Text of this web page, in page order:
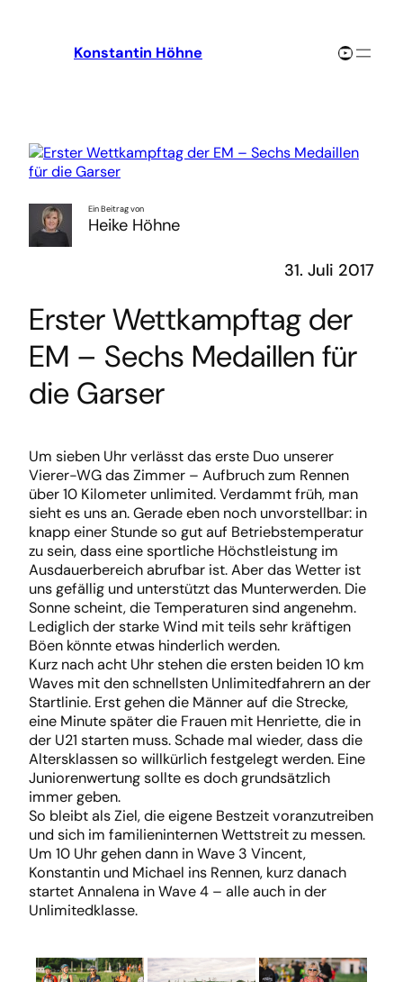
Konstantin Höhne YouTube-Channel
Ein Beitrag von
Heike Höhne
31. Juli 2017
Erster Wettkampftag der
EM – Sechs Medaillen für
die Garser
Um sieben Uhr verlässt das erste Duo unserer
Vierer-WG das Zimmer – Aufbruch zum Rennen
über 10 Kilometer unlimited. Verdammt früh, man
sieht es uns an. Gerade eben noch unvorstellbar: in
knapp einer Stunde so gut auf Betriebstemperatur
zu sein, dass eine sportliche Höchstleistung im
Ausdauerbereich abrufbar ist. Aber das Wetter ist
uns gefällig und unterstützt das Munterwerden. Die
Sonne scheint, die Temperaturen sind angenehm.
Lediglich der starke Wind mit teils sehr kräftigen
Böen könnte etwas hinderlich werden.
Kurz nach acht Uhr stehen die ersten beiden 10 km
Waves mit den schnellsten Unlimitedfahrern an der
Startlinie. Erst gehen die Männer auf die Strecke,
eine Minute später die Frauen mit Henriette, die in
der U21 starten muss. Schade mal wieder, dass die
Altersklassen so willkürlich festgelegt werden. Eine
Juniorenwertung sollte es doch grundsätzlich
immer geben.
So bleibt als Ziel, die eigene Bestzeit voranzutreiben
und sich im familieninternen Wettstreit zu messen.
Um 10 Uhr gehen dann in Wave 3 Vincent,
Konstantin und Michael ins Rennen, kurz danach
startet Annalena in Wave 4 – alle auch in der
Unlimitedklasse.